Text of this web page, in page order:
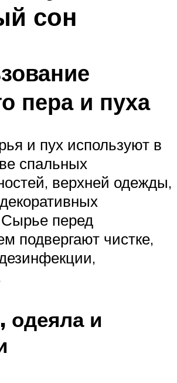
сон
пера и пуха
и пух используют в
спальных
верхней одежды,
перед
подвергают чистке,
одеяла и